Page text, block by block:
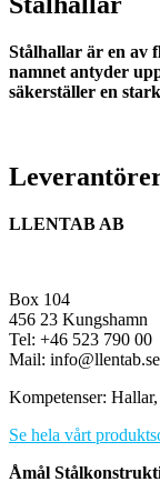
Stålhallar är en av
namnet antyder
säkerställer en
LLENTAB AB
Box 104
456 23 Kungshamn
Tel: +46 523 790 00
Mail: info@llentab.se
Kompetenser:
Se hela vårt
Åmål